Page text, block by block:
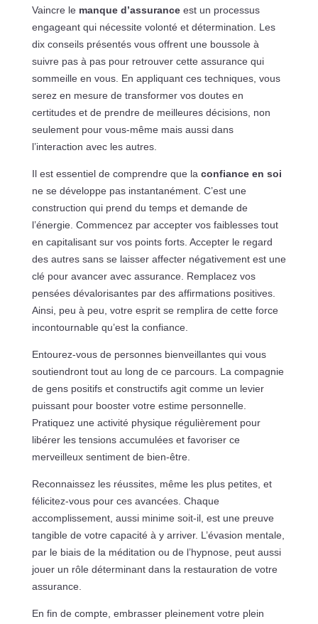
Vaincre le manque d’assuranceest un processus
engageant qui nécessite volonté et détermination. Les
dix conseils présentés vous offrent une boussole à
suivre pas à pas pour retrouver cette assurance qui
sommeille en vous. En appliquant ces techniques, vous
serez en mesure de transformer vos doutes en
certitudes et de prendre de meilleures décisions, non
seulement pour vous-même mais aussi dans
l’interaction avec les autres.
Il est essentiel de comprendre que la confiance en soi
ne se développe pas instantanément. C’est une
construction qui prend du temps et demande de
l’énergie. Commencez par accepter vos faiblesses tout
en capitalisant sur vos points forts. Accepter le regard
des autres sans se laisser affecter négativement est une
clé pour avancer avec assurance. Remplacez vos
pensées dévalorisantes par des affirmations positives.
Ainsi, peu à peu, votre esprit se remplira de cette force
incontournable qu’est la confiance.
Entourez-vous de personnes bienveillantes qui vous
soutiendront tout au long de ce parcours. La compagnie
de gens positifs et constructifs agit comme un levier
puissant pour booster votre estime personnelle.
Pratiquez une activité physique régulièrement pour
libérer les tensions accumulées et favoriser ce
merveilleux sentiment de bien-être.
Reconnaissez les réussites, même les plus petites, et
félicitez-vous pour ces avancées. Chaque
accomplissement, aussi minime soit-il, est une preuve
tangible de votre capacité à y arriver. L’évasion mentale,
par le biais de la méditation ou de l’hypnose, peut aussi
jouer un rôle déterminant dans la restauration de votre
assurance.
En fin de compte, embrasser pleinement votre plein